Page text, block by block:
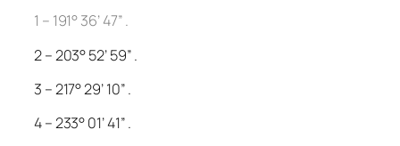
1 – 191° 36’ 47” .
2 – 203° 52’ 59” .
3 – 217° 29’ 10” .
4 – 233° 01’ 41” .